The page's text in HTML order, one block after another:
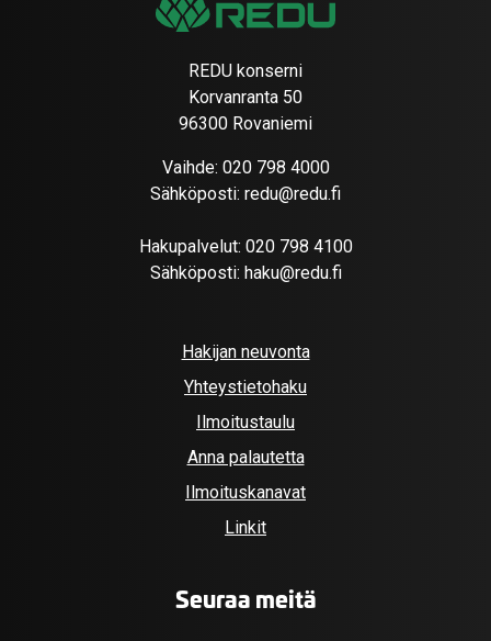
REDU konserni
Korvanranta 50
96300 Rovaniemi
Vaihde: 020 798 4000
Sähköposti: redu@redu.fi
Hakupalvelut: 020 798 4100
Sähköposti: haku@redu.fi
Hakijan neuvonta
Yhteystietohaku
Ilmoitustaulu
Anna palautetta
Ilmoituskanavat
Linkit
Seuraa meitä